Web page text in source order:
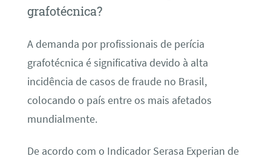
grafotécnica?
A demanda por profissionais de perícia
grafotécnica é significativa devido à alta
incidência de casos de fraude no Brasil,
colocando o país entre os mais afetados
mundialmente.
De acordo com o Indicador Serasa Experian de